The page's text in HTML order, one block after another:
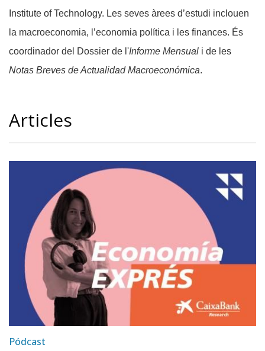
Institute of Technology. Les seves àrees d’estudi inclouen
la macroeconomia, l’economia política i les finances. És
coordinador del Dossier de l'Informe Mensual i de les
Notas Breves de Actualidad Macroeconómica.
Articles
Pódcast